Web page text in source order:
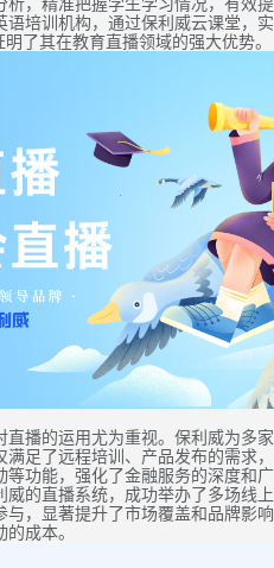
，精准把握学生学习情况，有效提
培训机构，通过保利威云课堂，实
了其在教育直播领域的强大优势。
播的运用尤为重视。保利威为多家
足了远程培训、产品发布的需求，
等功能，强化了金融服务的深度和广
的直播系统，成功举办了多场线上
，显著提升了市场覆盖和品牌影响
成本。